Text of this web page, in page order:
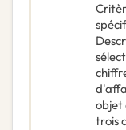
objet
trois